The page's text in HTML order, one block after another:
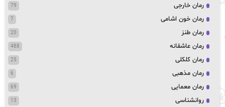
رمان خارجی 79
رمان خون اشامی 7
رمان طنز 20
رمان عاشقانه 488
رمان کلکلی 25
رمان مذهبی 6
رمان معمایی 69
روانشناسی 13